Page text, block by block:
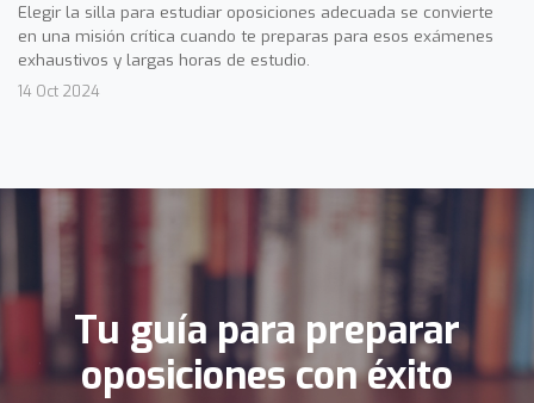
Elegir la silla para estudiar oposiciones adecuada se convierte
en una misión crítica cuando te preparas para esos exámenes
exhaustivos y largas horas de estudio.
14 Oct 2024
Tu guía para preparar
oposiciones con éxito